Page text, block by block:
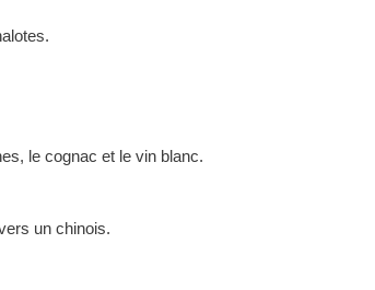
le cognac et le vin blanc.
un chinois.